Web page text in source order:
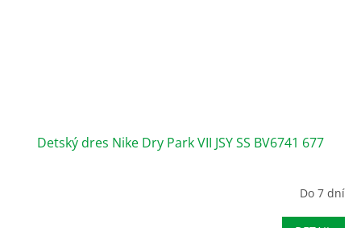
Detský dres Nike Dry Park VII JSY SS BV6741 677
Do 7 dní